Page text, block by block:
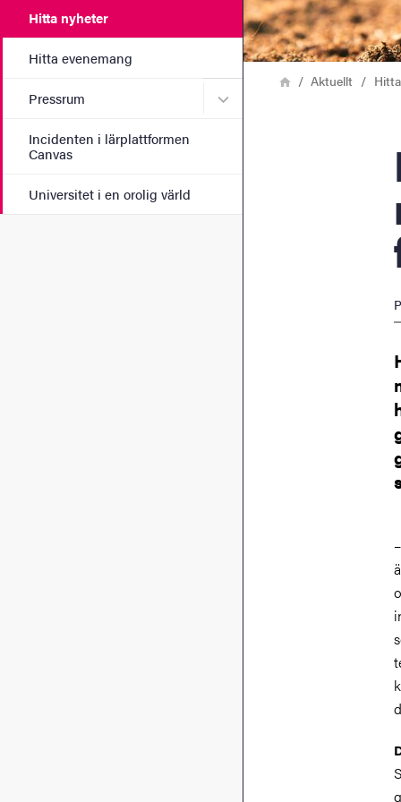
Hitta nyheter
Hitta evenemang
Pressrum Undermeny för Pressrum
Incidenten i lärplattformen
Canvas
Universitet i en orolig värld
LänkstigHemAktuellt